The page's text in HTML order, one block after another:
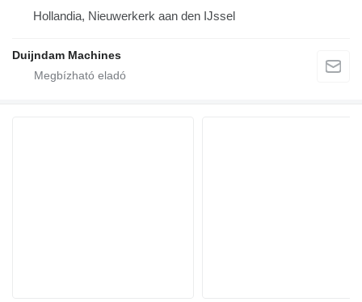
Hollandia, Nieuwerkerk aan den IJssel
Duijndam Machines